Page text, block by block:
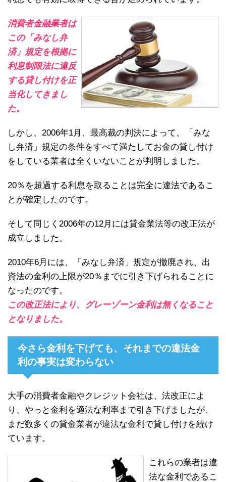
消費者金融業者は
この「みなし弁
済」規定を根拠に
利息制限法に違反
する貸し付けを正
当化してきまし
た。
しかし、2006年1月、最高裁の判決によって、「みな
し弁済」規定の条件をすべて満たしてお金の貸し付け
をしている業者は全くいないことが判明しました。
20％を超過する利息を取ることは完全に違法であるこ
とが確定したのです。
そして同じく2006年の12月には貸金業法等の改正法が
成立しました。
2010年6月には、「みなし弁済」規定が撤廃され、出
資法の金利の上限が20％までに引き下げられることに
なったのです。
この改正法により、グレーゾーン金利は無くなること
となりました。
今さら金利を下げても、それまでの違法金
利の事実は変わらない
大手の消費者金融やクレジット会社は、法改正によ
り、やっと金利を適法な利率まで引き下げましたが、
まだ数多くの貸金業者が違法な金利で貸し付けを続け
ています。
これらの業者は違
法な金利であるこ